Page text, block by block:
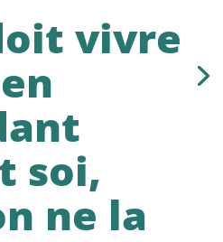
vivre
soi,
ne la